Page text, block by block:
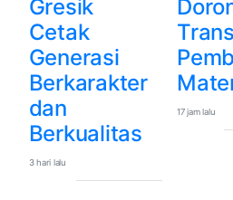
Gresik
Cetak
Generasi
Berkarakter
dan
Berkualitas
3 hari lalu
17 jam lalu